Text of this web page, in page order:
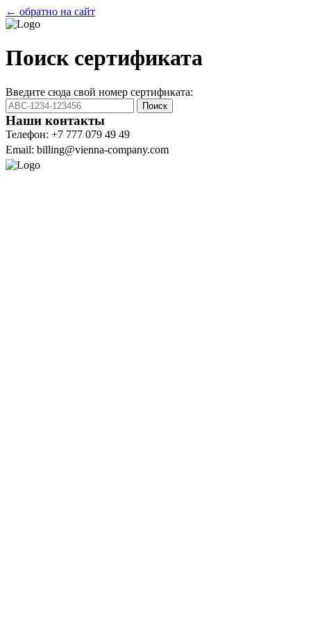
← обратно на сайт
Поиск сертификата
Введите сюда свой номер сертификата:
Поиск
Наши контакты
Телефон: +7 777 079 49 49
Email: billing@vienna-company.com